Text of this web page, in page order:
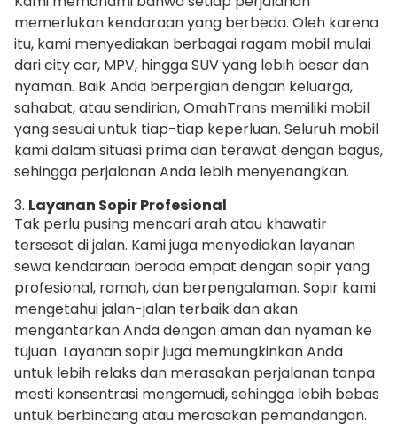
memerlukan kendaraan yang berbeda. Oleh karena
itu, kami menyediakan berbagai ragam mobil mulai
dari city car, MPV, hingga SUV yang lebih besar dan
nyaman. Baik Anda berpergian dengan keluarga,
sahabat, atau sendirian, OmahTrans memiliki mobil
yang sesuai untuk tiap-tiap keperluan. Seluruh mobil
kami dalam situasi prima dan terawat dengan bagus,
sehingga perjalanan Anda lebih menyenangkan.
3. Layanan Sopir Profesional
Tak perlu pusing mencari arah atau khawatir
tersesat di jalan. Kami juga menyediakan layanan
sewa kendaraan beroda empat dengan sopir yang
profesional, ramah, dan berpengalaman. Sopir kami
mengetahui jalan-jalan terbaik dan akan
mengantarkan Anda dengan aman dan nyaman ke
tujuan. Layanan sopir juga memungkinkan Anda
untuk lebih relaks dan merasakan perjalanan tanpa
mesti konsentrasi mengemudi, sehingga lebih bebas
untuk berbincang atau merasakan pemandangan.